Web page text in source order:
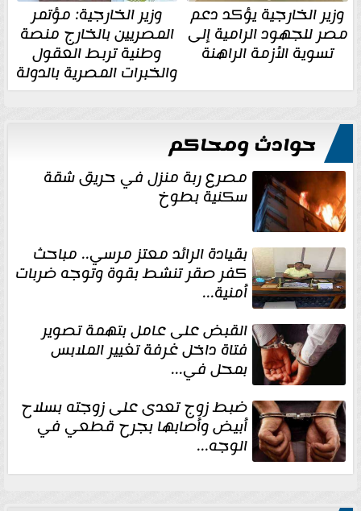
وزير الخارجية يؤكد دعم
مصر للجهود الرامية إلى
تسوية الأزمة الراهنة
وزير الخارجية: مؤتمر
المصريين بالخارج منصة
وطنية تربط العقول
والخبرات المصرية بالدولة
حوادث ومحاكم
مصرع ربة منزل في حريق شقة
سكنية بطوخ
بقيادة الرائد معتز مرسي.. مباحث
كفر صقر تنشط بقوة وتوجه ضربات
أمنية...
القبض على عامل بتهمة تصوير
فتاة داخل غرفة تغيير الملابس
بمحل في...
ضبط زوج تعدى على زوجته بسلاح
أبيض وأصابها بجرح قطعي في
الوجه...